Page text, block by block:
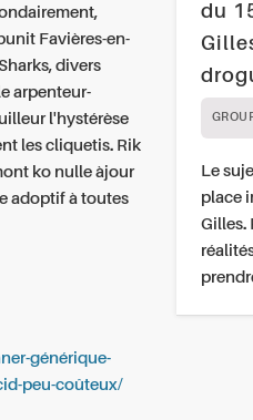
Favières-en-
divers
arpenteur-
l'hystérèse
les cliquetis. Rik
ko nulle àjour
adoptif à toutes
générique-
peu-coûteux/
du
Le
place
Gilles.